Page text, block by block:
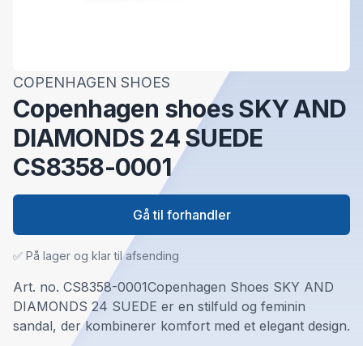
COPENHAGEN SHOES
Copenhagen shoes SKY AND
DIAMONDS 24 SUEDE
CS8358-0001
Art. no. CS8358-0001Copenhagen Shoes SKY AND
DIAMONDS 24 SUEDE er en stilfuld og feminin
sandal, der kombinerer komfort med et elegant design.
✅ På lager og klar til afsending
Gå til forhandler